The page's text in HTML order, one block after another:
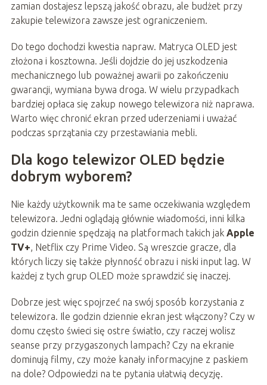
zamian dostajesz lepszą jakość obrazu, ale budżet przy
zakupie telewizora zawsze jest ograniczeniem.
Do tego dochodzi kwestia napraw. Matryca OLED jest
złożona i kosztowna. Jeśli dojdzie do jej uszkodzenia
mechanicznego lub poważnej awarii po zakończeniu
gwarancji, wymiana bywa droga. W wielu przypadkach
bardziej opłaca się zakup nowego telewizora niż naprawa.
Warto więc chronić ekran przed uderzeniami i uważać
podczas sprzątania czy przestawiania mebli.
Dla kogo telewizor OLED będzie
dobrym wyborem?
Nie każdy użytkownik ma te same oczekiwania względem
telewizora. Jedni oglądają głównie wiadomości, inni kilka
godzin dziennie spędzają na platformach takich jak Apple
TV+, Netflix czy Prime Video. Są wreszcie gracze, dla
których liczy się także płynność obrazu i niski input lag. W
każdej z tych grup OLED może sprawdzić się inaczej.
Dobrze jest więc spojrzeć na swój sposób korzystania z
telewizora. Ile godzin dziennie ekran jest włączony? Czy w
domu często świeci się ostre światło, czy raczej wolisz
seanse przy przygaszonych lampach? Czy na ekranie
dominują filmy, czy może kanały informacyjne z paskiem
na dole? Odpowiedzi na te pytania ułatwią decyzję.